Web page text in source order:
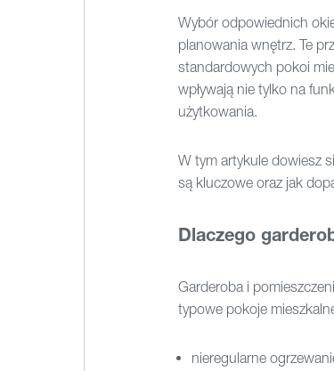
Wybór odpowiednich
planowania wnętrz. Te
standardowych pokoi
wpływają nie tylko na
użytkowania.
W tym artykule dowiesz
są kluczowe oraz jak
Dlaczego
Garderoba i
typowe pokoje
nieregularne